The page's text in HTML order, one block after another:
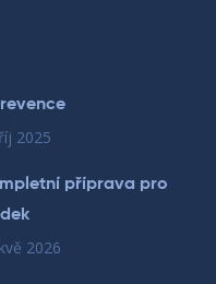
2025
příprava pro
2026